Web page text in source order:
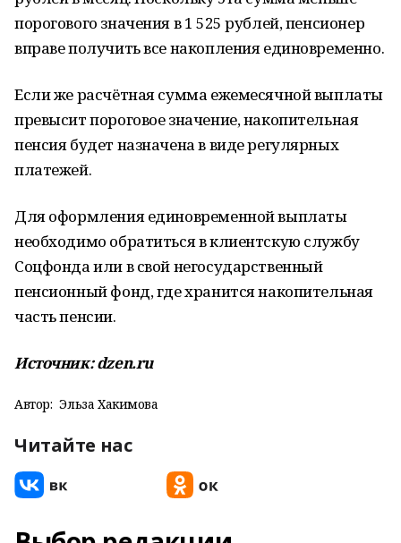
порогового значения в 1 525 рублей, пенсионер
вправе получить все накопления единовременно.
Если же расчётная сумма ежемесячной выплаты
превысит пороговое значение, накопительная
пенсия будет назначена в виде регулярных
платежей.
Для оформления единовременной выплаты
необходимо обратиться в клиентскую службу
Соцфонда или в свой негосударственный
пенсионный фонд, где хранится накопительная
часть пенсии.
Источник: dzen.ru
Автор: Эльза Хакимова
Читайте нас